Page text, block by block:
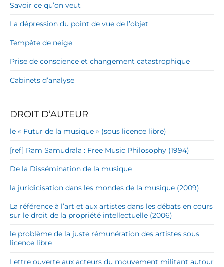
Savoir ce qu’on veut
La dépression du point de vue de l’objet
Tempête de neige
Prise de conscience et changement catastrophique
Cabinets d’analyse
DROIT D’AUTEUR
le « Futur de la musique » (sous licence libre)
[ref] Ram Samudrala : Free Music Philosophy (1994)
De la Dissémination de la musique
la juridicisation dans les mondes de la musique (2009)
La référence à l’art et aux artistes dans les débats en cours
sur le droit de la propriété intellectuelle (2006)
le problème de la juste rémunération des artistes sous
licence libre
Lettre ouverte aux acteurs du mouvement militant autour